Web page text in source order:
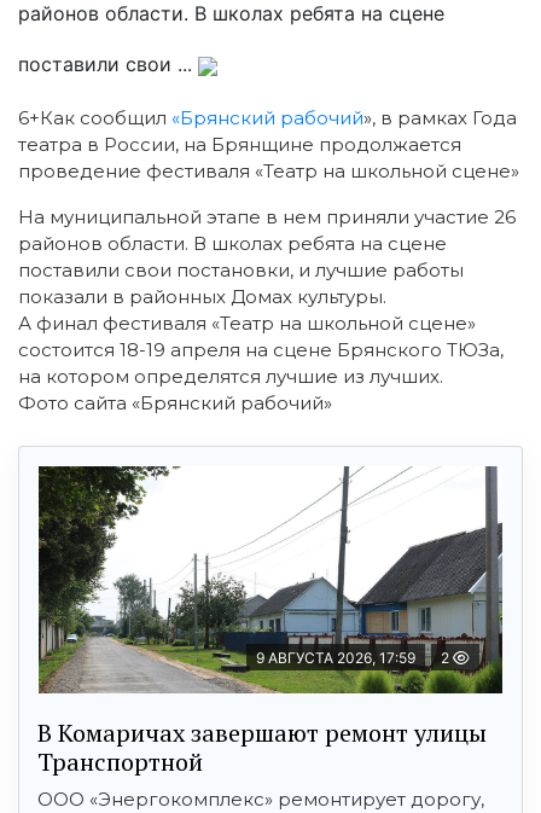
районов области. В школах ребята на сцене
поставили свои ...
6+Как сообщил «Брянский рабочий», в рамках Года
театра в России, на Брянщине продолжается
проведение фестиваля «Театр на школьной сцене»
На муниципальной этапе в нем приняли участие 26
районов области. В школах ребята на сцене
поставили свои постановки, и лучшие работы
показали в районных Домах культуры.
А финал фестиваля «Театр на школьной сцене»
состоится 18-19 апреля на сцене Брянского ТЮЗа,
на котором определятся лучшие из лучших.
Фото сайта «Брянский рабочий»
9 АВГУСТА 2026, 17:59 2
В Комаричах завершают ремонт улицы
Транспортной
ООО «Энергокомплекс» ремонтирует дорогу,